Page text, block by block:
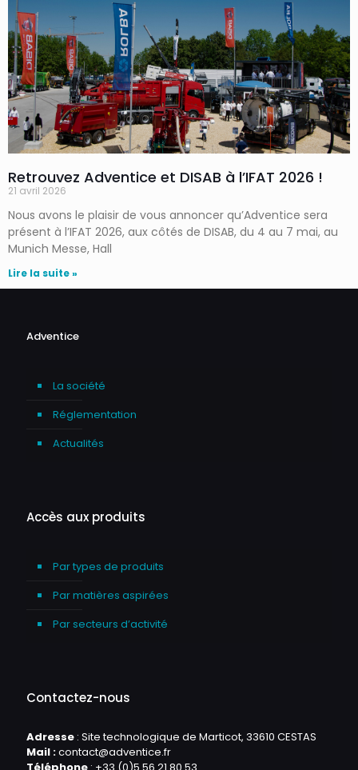
Retrouvez Adventice et DISAB à l’IFAT 2026 !
21 avril 2026
Nous avons le plaisir de vous annoncer qu’Adventice sera
présent à l’IFAT 2026, aux côtés de DISAB, du 4 au 7 mai, au
Munich Messe, Hall
Lire la suite »
Adventice
La société
Réglementation
Actualités
Accès aux produits
Par types de produits
Par matières aspirées
Par secteurs d’activité
Contactez-nous
Adresse : Site technologique de Marticot, 33610 CESTAS
Mail :contact@adventice.fr